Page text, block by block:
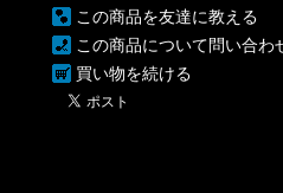
この商品を友達に教える
この商品について問い合わ
買い物を続ける